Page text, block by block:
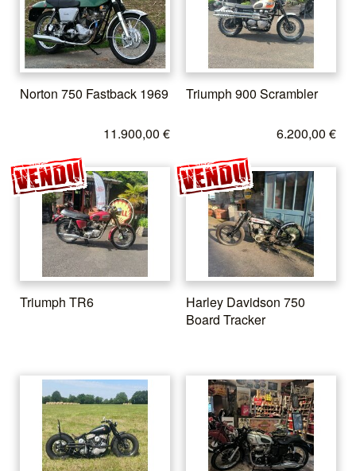
Norton 750 Fastback 1969
11.900,00 €
Triumph 900 Scrambler
6.200,00 €
Triumph TR6
Harley Davidson 750
Board Tracker